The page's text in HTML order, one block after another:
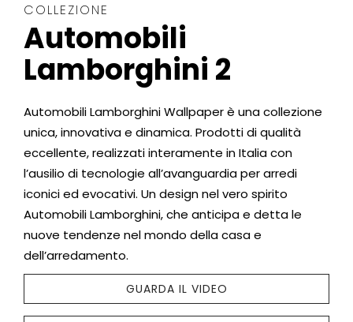
COLLEZIONE
Automobili
Lamborghini 2
Automobili Lamborghini Wallpaper è una collezione
unica, innovativa e dinamica. Prodotti di qualità
eccellente, realizzati interamente in Italia con
l’ausilio di tecnologie all’avanguardia per arredi
iconici ed evocativi. Un design nel vero spirito
Automobili Lamborghini, che anticipa e detta le
nuove tendenze nel mondo della casa e
dell’arredamento.
GUARDA IL VIDEO